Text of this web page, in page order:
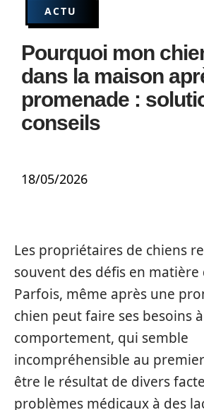
ACTU
Pourquoi mon
dans la maison
promenade :
conseils
18/05/2026
Les propriétaires de chiens
souvent des défis en
Parfois, même après une
chien peut faire ses besoins à
comportement, qui semble
incompréhensible au
être le résultat de divers
problèmes médicaux à des